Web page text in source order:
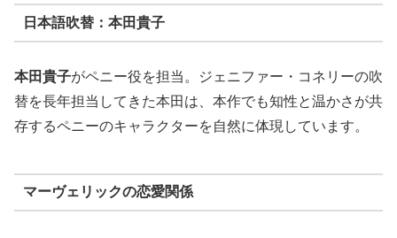
日本語吹替：本田貴子
本田貴子がペニー役を担当。ジェニファー・コネリーの吹
替を長年担当してきた本田は、本作でも知性と温かさが共
存するペニーのキャラクターを自然に体現しています。
マーヴェリックの恋愛関係